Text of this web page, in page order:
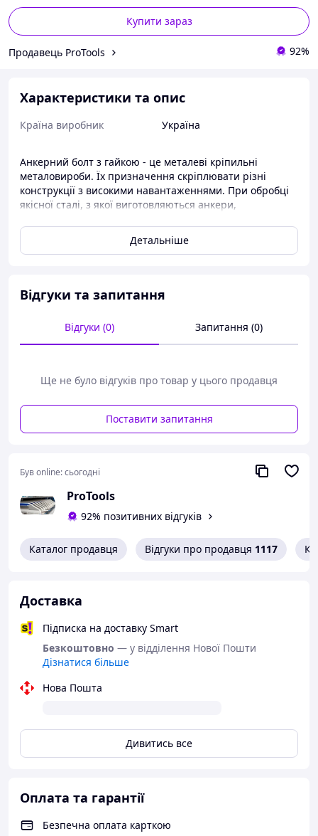
Купити зараз
Продавець ProTools 92%
Характеристики та опис
Країна виробник Україна
Анкерний болт з гайкою - це металеві кріпильні
металовироби. Їх призначення скріплювати різні
конструкції з високими навантаженнями. При обробці
якісної сталі, з якої виготовляються анкери,
підвищену міцність і надійність, що і є головною
вимогою до анкерів. Застосовується для кріплення
балок.
Детальніше
Відгуки та запитання
Відгуки (0) Запитання (0)
Ще не було відгуків про товар у цього продавця
Поставити запитання
Був online:сьогодні
ProTools
92% позитивних відгуків
Каталог продавця Відгуки про продавця 1117
Доставка
Підписка на доставку Smart
Безкоштовно — у відділення Нової Пошти
Дізнатися більше
Нова Пошта
Дивитись все
Оплата та гарантії
Безпечна оплата карткою